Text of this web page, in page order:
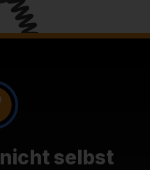
selbst